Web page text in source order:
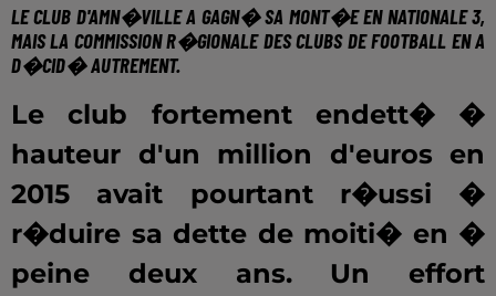
LE CLUB D'AMN�VILLE A GAGN� SA MONT�E EN NATIONALE 3,
MAIS LA COMMISSION R�GIONALE DES CLUBS DE FOOTBALL EN A
D�CID� AUTREMENT.
Le club fortement endett� �
hauteur d'un million d'euros en
2015 avait pourtant r�ussi �
r�duire sa dette de moiti� en �
peine deux ans. Un effort